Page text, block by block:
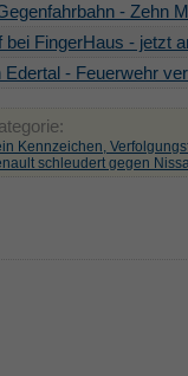
- Zehn
bei FingerHaus - jetzt
Edertal - Feuerwehr
Kennzeichen,
schleudert gegen